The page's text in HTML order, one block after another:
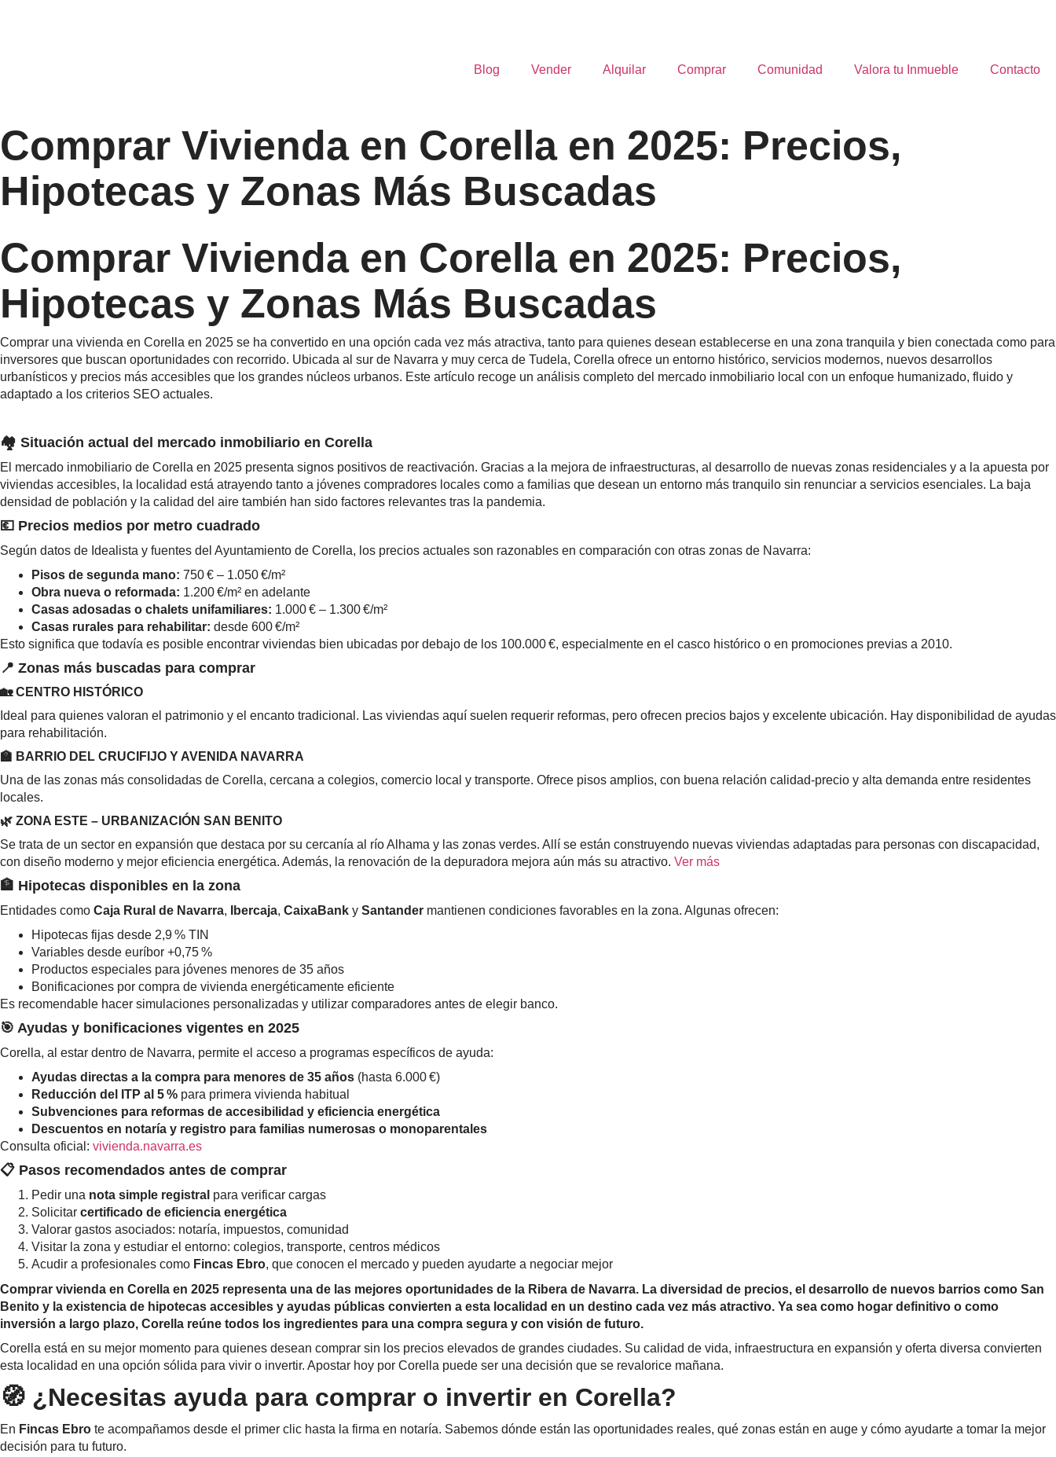
Blog Vender Alquilar Comprar Comunidad Valora tu Inmueble Contacto
Comprar Vivienda en Corella en 2025: Precios,
Hipotecas y Zonas Más Buscadas
Comprar Vivienda en Corella en 2025: Precios,
Hipotecas y Zonas Más Buscadas
Comprar una vivienda en Corella en 2025 se ha convertido en una opción cada vez más atractiva, tanto para quienes desean establecerse en una zona tranquila y bien conectada como para
inversores que buscan oportunidades con recorrido. Ubicada al sur de Navarra y muy cerca de Tudela, Corella ofrece un entorno histórico, servicios modernos, nuevos desarrollos
urbanísticos y precios más accesibles que los grandes núcleos urbanos. Este artículo recoge un análisis completo del mercado inmobiliario local con un enfoque humanizado, fluido y
adaptado a los criterios SEO actuales.
🏘️ Situación actual del mercado inmobiliario en Corella
El mercado inmobiliario de Corella en 2025 presenta signos positivos de reactivación. Gracias a la mejora de infraestructuras, al desarrollo de nuevas zonas residenciales y a la apuesta por
viviendas accesibles, la localidad está atrayendo tanto a jóvenes compradores locales como a familias que desean un entorno más tranquilo sin renunciar a servicios esenciales. La baja
densidad de población y la calidad del aire también han sido factores relevantes tras la pandemia.
💶 Precios medios por metro cuadrado
Según datos de Idealista y fuentes del Ayuntamiento de Corella, los precios actuales son razonables en comparación con otras zonas de Navarra:
Pisos de segunda mano: 750 € – 1.050 €/m²
Obra nueva o reformada: 1.200 €/m² en adelante
Casas adosadas o chalets unifamiliares: 1.000 € – 1.300 €/m²
Casas rurales para rehabilitar: desde 600 €/m²
Esto significa que todavía es posible encontrar viviendas bien ubicadas por debajo de los 100.000 €, especialmente en el casco histórico o en promociones previas a 2010.
📍 Zonas más buscadas para comprar
🏡 CENTRO HISTÓRICO
Ideal para quienes valoran el patrimonio y el encanto tradicional. Las viviendas aquí suelen requerir reformas, pero ofrecen precios bajos y excelente ubicación. Hay disponibilidad de ayudas
para rehabilitación.
🏫 BARRIO DEL CRUCIFIJO Y AVENIDA NAVARRA
Una de las zonas más consolidadas de Corella, cercana a colegios, comercio local y transporte. Ofrece pisos amplios, con buena relación calidad-precio y alta demanda entre residentes
locales.
🌿 ZONA ESTE – URBANIZACIÓN SAN BENITO
Se trata de un sector en expansión que destaca por su cercanía al río Alhama y las zonas verdes. Allí se están construyendo nuevas viviendas adaptadas para personas con discapacidad,
con diseño moderno y mejor eficiencia energética. Además, la renovación de la depuradora mejora aún más su atractivo. Ver más
🏦 Hipotecas disponibles en la zona
Entidades como Caja Rural de Navarra, Ibercaja, CaixaBank y Santander mantienen condiciones favorables en la zona. Algunas ofrecen:
Hipotecas fijas desde 2,9 % TIN
Variables desde euríbor +0,75 %
Productos especiales para jóvenes menores de 35 años
Bonificaciones por compra de vivienda energéticamente eficiente
Es recomendable hacer simulaciones personalizadas y utilizar comparadores antes de elegir banco.
🎯 Ayudas y bonificaciones vigentes en 2025
Corella, al estar dentro de Navarra, permite el acceso a programas específicos de ayuda:
Ayudas directas a la compra para menores de 35 años (hasta 6.000 €)
Reducción del ITP al 5 % para primera vivienda habitual
Subvenciones para reformas de accesibilidad y eficiencia energética
Descuentos en notaría y registro para familias numerosas o monoparentales
Consulta oficial: vivienda.navarra.es
📋 Pasos recomendados antes de comprar
Pedir una nota simple registral para verificar cargas
Solicitar certificado de eficiencia energética
Valorar gastos asociados: notaría, impuestos, comunidad
Visitar la zona y estudiar el entorno: colegios, transporte, centros médicos
Acudir a profesionales como Fincas Ebro, que conocen el mercado y pueden ayudarte a negociar mejor
Comprar vivienda en Corella en 2025 representa una de las mejores oportunidades de la Ribera de Navarra. La diversidad de precios, el desarrollo de nuevos barrios como San
Benito y la existencia de hipotecas accesibles y ayudas públicas convierten a esta localidad en un destino cada vez más atractivo. Ya sea como hogar definitivo o como
inversión a largo plazo, Corella reúne todos los ingredientes para una compra segura y con visión de futuro.
Corella está en su mejor momento para quienes desean comprar sin los precios elevados de grandes ciudades. Su calidad de vida, infraestructura en expansión y oferta diversa convierten
esta localidad en una opción sólida para vivir o invertir. Apostar hoy por Corella puede ser una decisión que se revalorice mañana.
🧭 ¿Necesitas ayuda para comprar o invertir en Corella?
En Fincas Ebro te acompañamos desde el primer clic hasta la firma en notaría. Sabemos dónde están las oportunidades reales, qué zonas están en auge y cómo ayudarte a tomar la mejor
decisión para tu futuro.